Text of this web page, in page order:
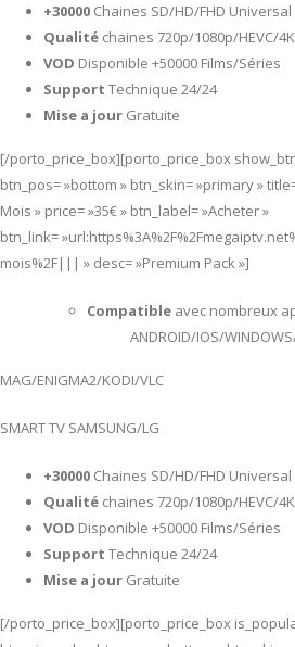
+30000 Chaines SD/HD/FHD Universal
Qualité chaines 720p/1080p/HEVC/4K
VOD Disponible +50000 Films/Séries
Support Technique 24/24
Mise a jour Gratuite
[/porto_price_box][porto_price_box
btn_pos= »bottom » btn_skin= »primary » title=
Mois » price= »35€ » btn_label= »Acheter »
btn_link=
mois%2F||| » desc= »Premium Pack »]
Compatible avec nombreux
ANDROID/IOS/
MAG/ENIGMA2/KODI/VLC
SMART TV SAMSUNG/LG
+30000 Chaines SD/HD/FHD Universal
Qualité chaines 720p/1080p/HEVC/4K
VOD Disponible +50000 Films/Séries
Support Technique 24/24
Mise a jour Gratuite
[/porto_price_box][porto_price_box